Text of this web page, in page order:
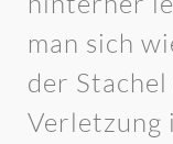
man sich
der
Verletzung